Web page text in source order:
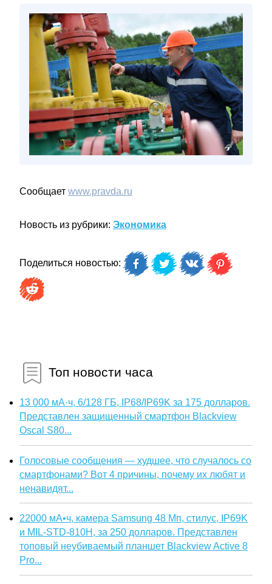
Сообщает www.pravda.ru
Новость из рубрики: Экономика
Поделиться новостью:
Топ новости часа
13 000 мА·ч, 6/128 ГБ, IP68/IP69K за 175 долларов.
Представлен защищенный смартфон Blackview
Oscal S80...
Голосовые сообщения — худшее, что случалось со
смартфонами? Вот 4 причины, почему их любят и
ненавидят...
22000 мА•ч, камера Samsung 48 Мп, стилус, IP69K
и MIL-STD-810H, за 250 долларов. Представлен
топовый неубиваемый планшет Blackview Active 8
Pro...